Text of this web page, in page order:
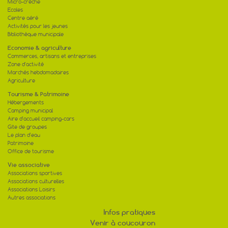
Micro-crèche
Ecoles
Centre aéré
Activités pour les jeunes
Bibliothèque municipale
Economie & agriculture
Commerces, artisans et entreprises
Zone d'activité
Marchés hebdomadaires
Agriculture
Tourisme & Patrimoine
Hébergements
Camping municipal
Aire d'accueil camping-cars
Gite de groupes
Le plan d'eau
Patrimoine
Office de tourisme
Vie associative
Associations sportives
Associations culturelles
Associations Loisirs
Autres associations
Infos pratiques
Venir à coucouron